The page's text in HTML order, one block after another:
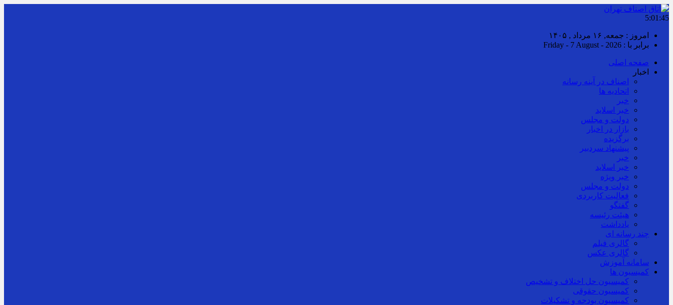
5:01:46
امروز : جمعه, ۱۶ مرداد , ۱۴۰۵
برابر با : Friday - 7 August - 2026
صفحه اصلی
اخبار
اصناف در آینه رسانه
اتحادیه ها
خبر
خبر اسلايد
دولت و مجلس
بازار در اخبار
برگزیده
پیشنهاد سردبیر
خبر
خبر اسلايد
خبر ویژه
دولت و مجلس
فعالیت کاربردی
گفتگو
هیئت رئیسه
یادداشت
چند رسانه ای
گالری فیلم
گالری عکس
سامانه آموزش
کمیسیون ها
کمیسیون حل اختلاف و تشخیص
کمیسیون حقوقی
کمیسیون بودجه و تشکیلات